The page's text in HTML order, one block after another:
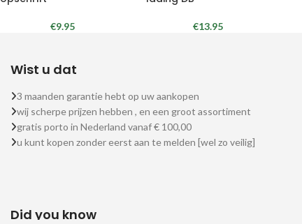
€9.95 €13.95
Wist u dat
3 maanden garantie hebt op uw aankopen
wij scherpe prijzen hebben , en een groot assortiment
gratis porto in Nederland vanaf € 100,00
u kunt kopen zonder eerst aan te melden [wel zo veilig]
Did you know